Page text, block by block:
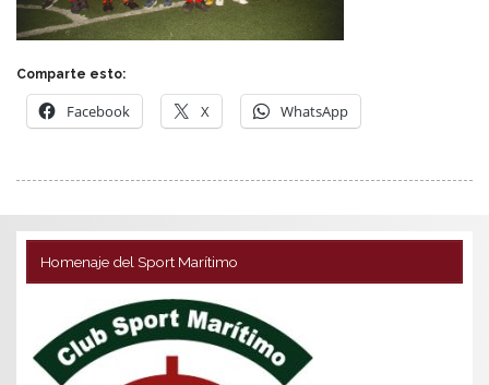
Comparte esto:
Facebook X WhatsApp
Homenaje del Sport Marítimo